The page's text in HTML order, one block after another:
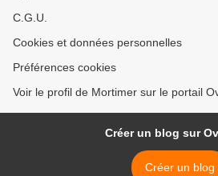
C.G.U.
Cookies et données personnelles
Préférences cookies
Voir le profil de Mortimer sur le portail
Créer un blog sur
Créer un blog